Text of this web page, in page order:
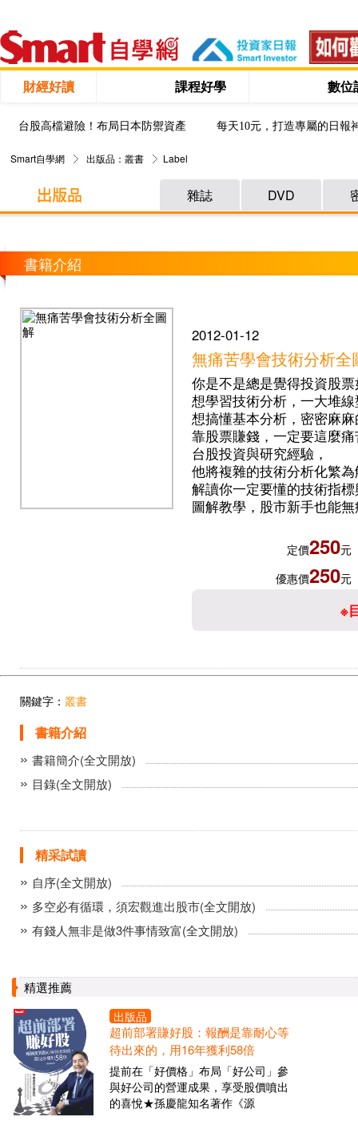
財經好讀 課程好學 數位
台股高檔避險！布局日本防禦資產 每天10元，打造專屬的日報
Smart自學網 出版品：叢書 Label
雜誌 DVD
書籍介紹
2012-01-12
無痛苦學會技術分析全
你是不是總是覺得投資股
想學習技術分析，一大堆
想搞懂基本分析，密密麻
靠股票賺錢，一定要這麼
台股投資與研究經驗，
他將複雜的技術分析化繁
解讀你一定要懂的技術指
圖解教學，股市新手也能
定價250元
優惠價250元
※
關鍵字： 叢書
書籍介紹
書籍簡介(全文開放)
目錄(全文開放)
精采試讀
自序(全文開放)
多空必有循環，須宏觀進出股市(全文開放)
有錢人無非是做3件事情致富(全文開放)
精選推薦
出版品
超前部署賺好股：報酬是靠耐心等
待出來的，用16年獲利58倍
提前在「好價格」布局「好公司」參
與好公司的營運成果，享受股價噴出
的喜悅★孫慶龍知名著作《源